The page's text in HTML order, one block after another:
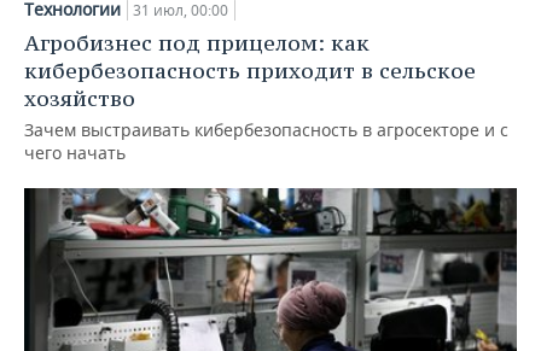
Технологии 31 июл, 00:00
Агробизнес под прицелом: как
кибербезопасность приходит в сельское
хозяйство
Зачем выстраивать кибербезопасность в агросекторе и с
чего начать